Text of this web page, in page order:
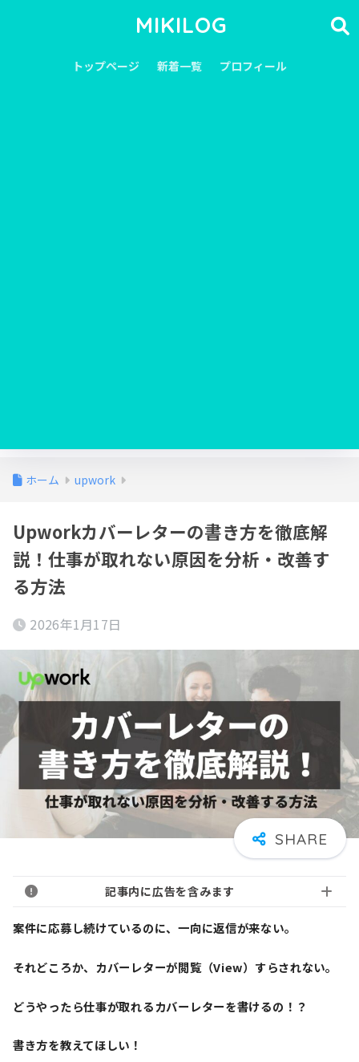
MIKILOG
トップページ 新着一覧 プロフィール
ホーム upwork
Upworkカバーレターの書き方を徹底解
説！仕事が取れない原因を分析・改善す
る方法
2026年1月17日
記事内に広告を含みます
案件に応募し続けているのに、一向に返信が来ない。
それどころか、カバーレターが閲覧（View）すらされない。
どうやったら仕事が取れるカバーレターを書けるの！？
書き方を教えてほしい！